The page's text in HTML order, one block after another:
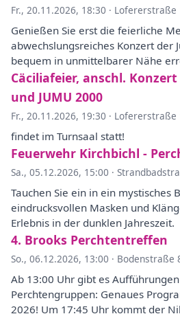
Fr., 20.11.2026, 18:30 · Lofererstraße
Genießen Sie erst die feierliche
abwechslungsreiches Konzert der
bequem in unmittelbarer Nähe
Cäciliafeier, anschl.
und JUMU 2000
Fr., 20.11.2026, 19:30 · Lofererstraße
findet im Turnsaal statt!
Feuerwehr Kirchbichl -
Sa., 05.12.2026, 15:00 ·
Tauchen Sie ein in ein mystisches
eindrucksvollen Masken und
Erlebnis in der dunklen Jahreszeit.
4. Brooks Perchtentreffen
So., 06.12.2026, 13:00 · Bodenstraße
Ab 13:00 Uhr gibt es
Perchtengruppen: Genaues
2026! Um 17:45 Uhr kommt der